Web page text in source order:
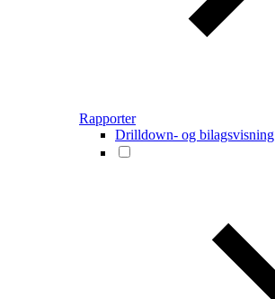
Rapporter
Drilldown- og bilagsvisning